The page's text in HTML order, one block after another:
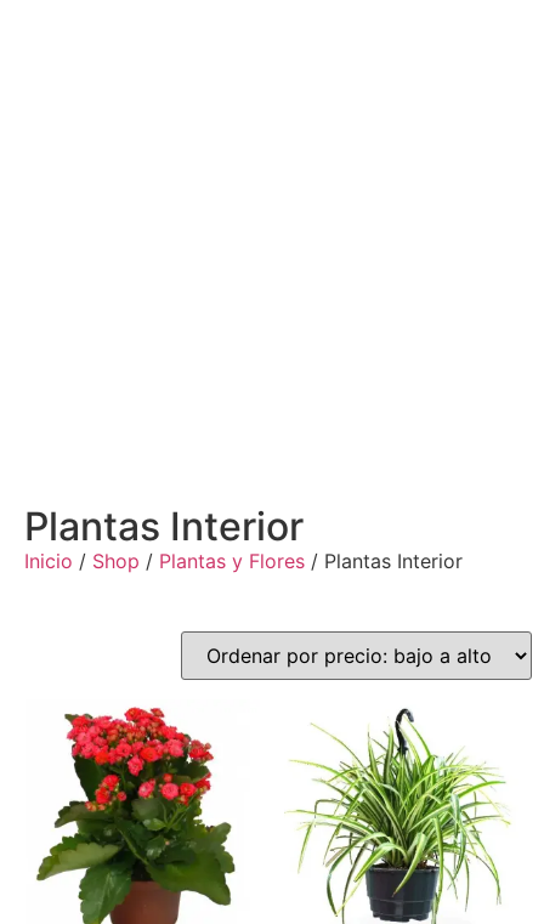
Plantas Interior
Inicio / Shop / Plantas y Flores / Plantas Interior